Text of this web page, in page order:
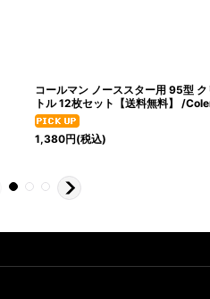
コールマン ノーススター用 95型
トル 12枚セット【送料無料】 /
1,380円(税込)